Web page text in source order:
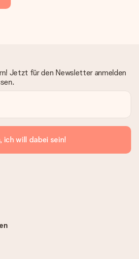
Jetzt für den Newsletter anmelden
ich will dabei sein!